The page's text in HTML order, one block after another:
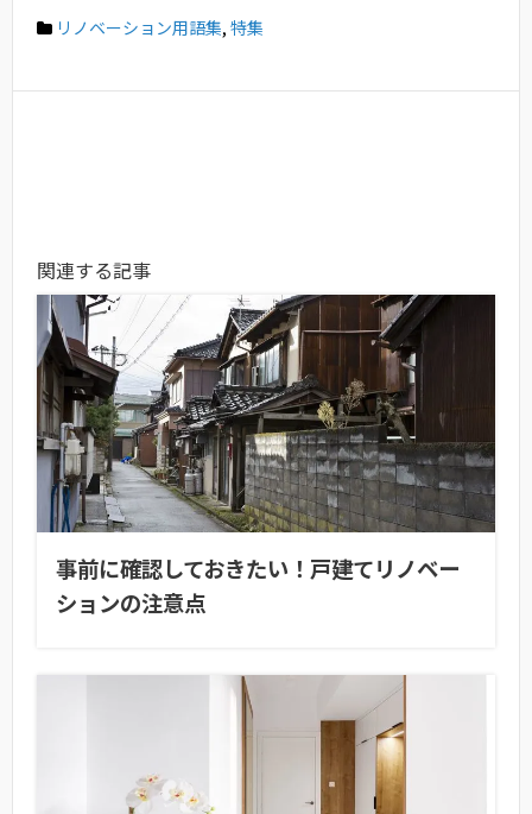
リノベーション用語集, 特集
関連する記事
事前に確認しておきたい！戸建てリノベー
ションの注意点